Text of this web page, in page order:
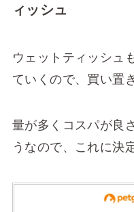
ィッシュ
ウェットティッシュ
ていくので、買い置
量が多くコスパが良
うなので、これに決